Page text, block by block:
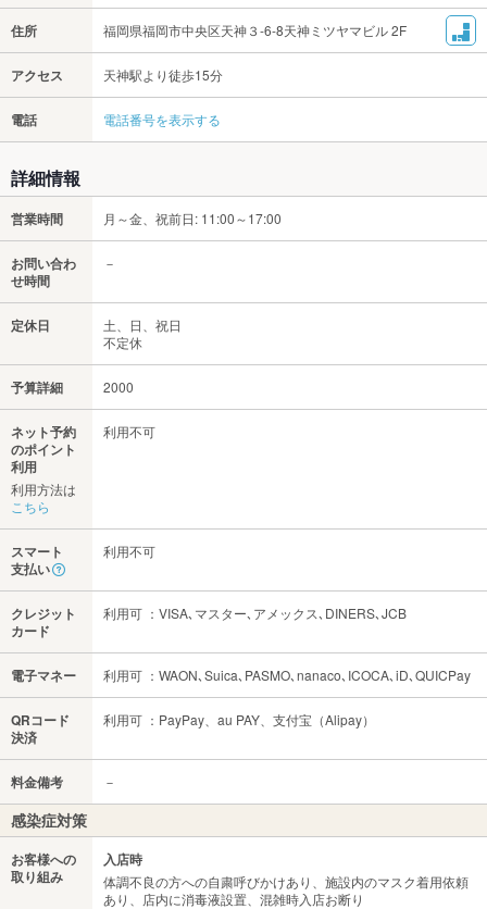
住所 福岡県福岡市中央区天神３-6-8天神ミツヤマビル 2F
アクセス 天神駅より徒歩15分
電話 電話番号を表示する
詳細情報
営業時間 月～金、祝前日: 11:00～17:00
お問い合わ
せ時間
－
定休日
土、日、祝日
不定休
予算詳細 2000
ネット予約
のポイント
利用
利用方法は
こちら
利用不可
スマート
支払い
利用不可
クレジット
カード
利用可 ：VISA､マスター､アメックス､DINERS､JCB
電子マネー 利用可 ：WAON､Suica､PASMO､nanaco､ICOCA､iD､QUICPay
QRコード
決済
利用可 ：PayPay、au PAY、支付宝（Alipay）
料金備考 －
感染症対策
お客様への
取り組み
入店時
体調不良の方への自粛呼びかけあり、施設内のマスク着用依頼
あり、店内に消毒液設置、混雑時入店お断り